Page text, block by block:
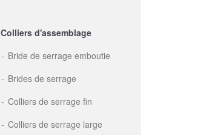
Colliers d'assemblage
Bride de serrage emboutie
Brides de serrage
Colliers de serrage fin
Colliers de serrage large